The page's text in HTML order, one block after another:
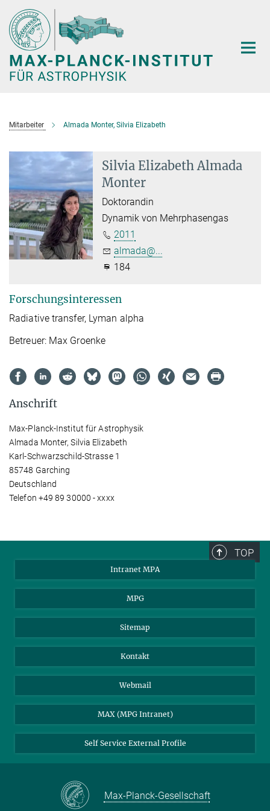
Hauptinhalt
Mitarbeiter Almada Monter, Silvia Elizabeth
Silvia Elizabeth Almada
Monter
Doktorandin
Dynamik von Mehrphasengas
2011
almada@...
184
Forschungsinteressen
Radiative transfer, Lyman alpha
Betreuer: Max Groenke
Anschrift
Max-Planck-Institut für Astrophysik
Almada Monter, Silvia Elizabeth
Karl-Schwarzschild-Strasse 1
85748 Garching
Deutschland
Telefon +49 89 30000 - xxxx
TOP
Intranet MPA
MPG
Sitemap
Kontakt
Webmail
MAX (MPG Intranet)
Self Service External Profile
Max-Planck-Gesellschaft